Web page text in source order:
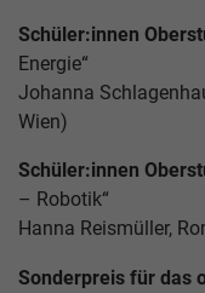
Schüler:innen
Energie“
Johanna
Wien)
Schüler:innen
– Robotik“
Hanna Reismüller,
Sonderpreis für das